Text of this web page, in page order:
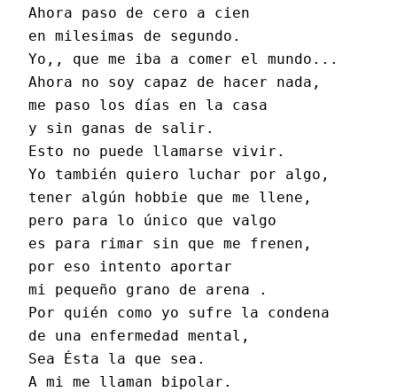
Ahora paso de cero a cien
en milesimas de segundo.
Yo,, que me iba a comer el mundo...
Ahora no soy capaz de hacer nada,
me paso los días en la casa
y sin ganas de salir.
Esto no puede llamarse vivir.
Yo también quiero luchar por algo,
tener algún hobbie que me llene,
pero para lo único que valgo
es para rimar sin que me frenen,
por eso intento aportar
mi pequeño grano de arena .
Por quién como yo sufre la condena
de una enfermedad mental,
Sea Ésta la que sea.
A mi me llaman bipolar.